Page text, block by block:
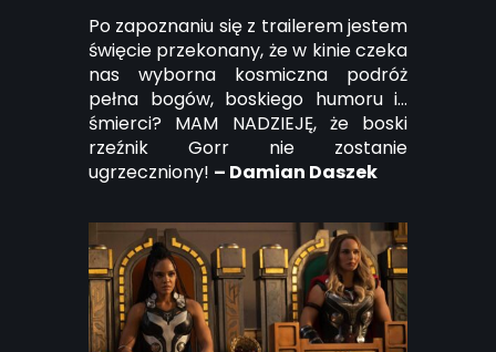
Po zapoznaniu się z trailerem jestem
święcie przekonany, że w kinie czeka
nas wyborna kosmiczna podróż
pełna bogów, boskiego humoru i…
śmierci? MAM NADZIEJĘ, że boski
rzeźnik Gorr nie zostanie
ugrzeczniony! – Damian Daszek